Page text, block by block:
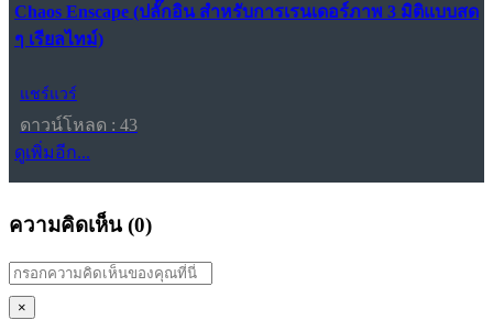
Chaos Enscape (ปลั๊กอิน สำหรับการเรนเดอร์ภาพ 3 มิติแบบสด
ๆ เรียลไทม์)
แชร์แวร์
ดาวน์โหลด : 43
ดูเพิ่มอีก...
ความคิดเห็น (0)
×